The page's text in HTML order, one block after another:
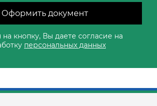
Оформить документ
кнопку, Вы даете согласие на
персональных данных